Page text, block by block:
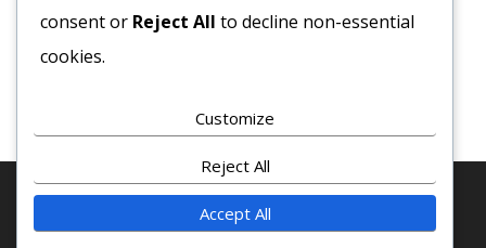
Bruttó egység ár:ft/kg. Bruttó egység ár:ft/kg.
© 2020 COPYRIGHT - MINDEN JOG FENTTARVA! · SAJT-
consent or Reject All to decline non-essential
cookies.
Customize
Reject All
Accept All